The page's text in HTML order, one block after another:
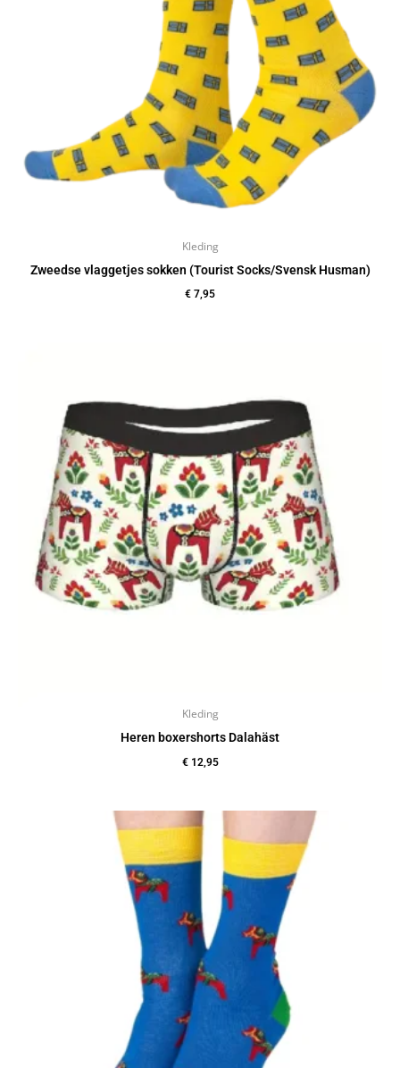
Kleding
Zweedse vlaggetjes sokken (Tourist Socks/Svensk Husman)
€ 7,95
Kleding
Heren boxershorts Dalahäst
€12,95